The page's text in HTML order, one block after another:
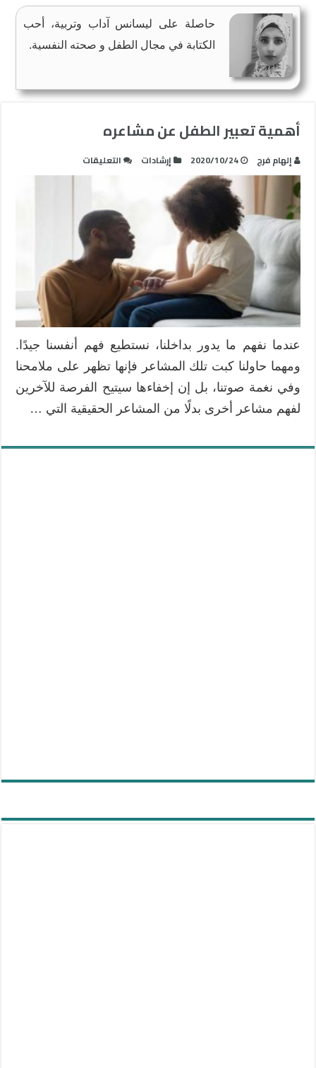
حاصلة على ليسانس آداب وتربية، أحب
الكتابة في مجال الطفل و صحته النفسية.
أهمية تعبير الطفل عن مشاعره
إلهام فرج 2020/10/24 إرشادات التعليقات
أهمية
عن
مشاعره
مغلقة
عندما نفهم ما يدور بداخلنا، نستطيع فهم أنفسنا جيدًا.
ومهما حاولنا كبت تلك المشاعر فإنها تظهر على ملامحنا
وفي نغمة صوتنا، بل إن إخفاءها سيتيح الفرصة للآخرين
لفهم مشاعر أخرى بدلًا من المشاعر الحقيقية التي …